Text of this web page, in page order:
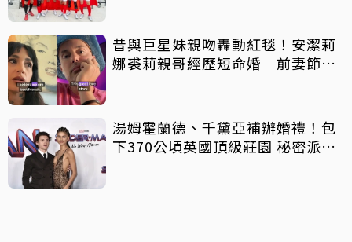
昔與巨星妹親吻轟動紅毯！安潔莉
娜裘莉親哥經歷短命婚 前妻節目
湯姆霍蘭德、千黛亞補辦婚禮！包
下370公頃英國頂級莊園 秘密派對